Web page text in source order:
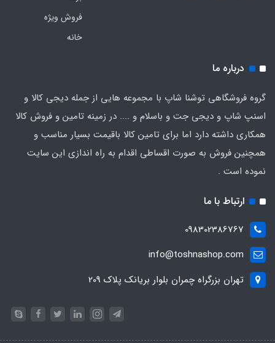
فروش ویژه
خانه
درباره ما
گروه فروشگاهی توشنا شاپ با مجموعه هایی از جمله دیجی کالا و
اسنپ شاپ و دیجی جت و باسلام و .... در زمینه تامین و فروش کالا
همکاری داشته دارد اما برای تامین کالا باقیمت بسیار مناسب و
همچنین فروش به صورت اقساطی اقدام به راه اندازی این سایت
نموده است .
ارتباط با ما
098302386767
info@toshnashop.com
تهران بزرگراه چمران بلوار بریانک پلاک 209